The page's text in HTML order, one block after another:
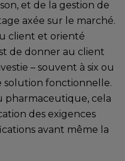
et de la gestion de
axée sur le marché.
client et orienté
de donner au client
– souvent à six ou
solution fonctionnelle.
pharmaceutique, cela
des exigences
avant même la